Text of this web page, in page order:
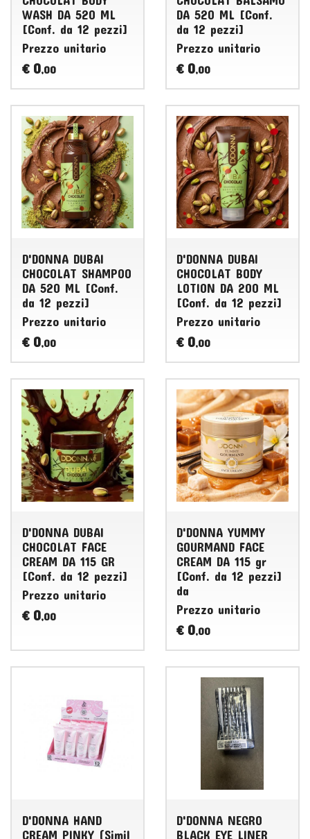
WASH DA 520 ML
[Conf. da 12 pezzi]
Prezzo unitario
€ 0,00
DA 520 ML [Conf.
da 12 pezzi]
Prezzo unitario
€ 0,00
D'DONNA DUBAI
CHOCOLAT SHAMPOO
DA 520 ML [Conf.
da 12 pezzi]
Prezzo unitario
€ 0,00
D'DONNA DUBAI
CHOCOLAT BODY
LOTION DA 200 ML
[Conf. da 12 pezzi]
Prezzo unitario
€ 0,00
D'DONNA DUBAI
CHOCOLAT FACE
CREAM DA 115 GR
[Conf. da 12 pezzi]
Prezzo unitario
€ 0,00
D'DONNA YUMMY
GOURMAND FACE
CREAM DA 115 gr
[Conf. da 12 pezzi]
da
Prezzo unitario
€ 0,00
D'DONNA HAND
CREAM PINKY (Simil
D'DONNA NEGRO
BLACK EYE LINER